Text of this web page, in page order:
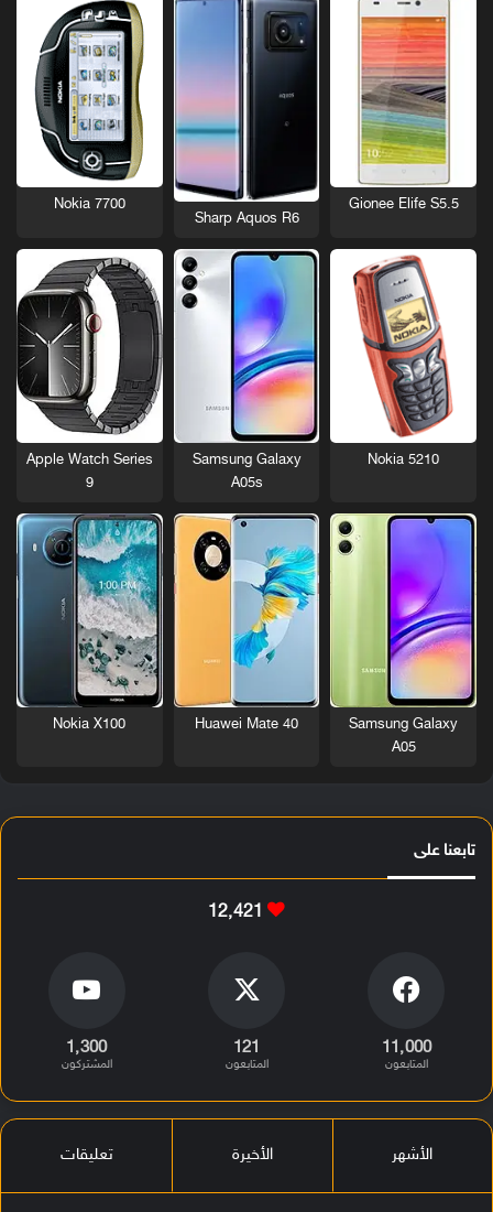
Gionee Elife S5.5
Sharp Aquos R6
Nokia 7700
Nokia 5210
Samsung Galaxy
A05s
Apple Watch Series
9
Samsung Galaxy
A05
Huawei Mate 40
Nokia X100
تابعنا على
12٬421
11٬000
المتابعون
121
المتابعون
1٬300
المشتركون
الأشهر الأخيرة تعليقات